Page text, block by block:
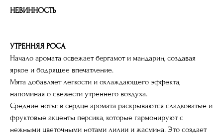
НЕВИННОСТЬ
УТРЕННЯЯ РОСА
Начало аромата освежает бергамот и мандарин, создавая
яркое и бодрящее впечатление.
Мята добавляет легкости и охлаждающего эффекта,
напоминая о свежести утреннего воздуха.
Средние ноты: в сердце аромата раскрываются сладковатые и
фруктовые акценты персика, которые гармонируют с
нежными цветочными нотами лилии и жасмина. Это создает